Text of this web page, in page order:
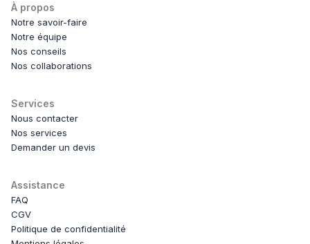
À propos
Notre savoir-faire
Notre équipe
Nos conseils
Nos collaborations
Services
Nous contacter
Nos services
Demander un devis
Assistance
FAQ
CGV
Politique de confidentialité